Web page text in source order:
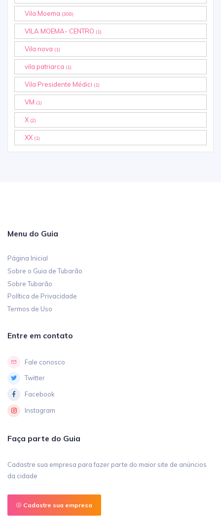
Vila Moema (308)
VILA MOEMA- CENTRO (1)
Vila nova (1)
vila patriarca (1)
Vila Presidente Médici (1)
VM (1)
X (2)
XX (1)
Menu do Guia
Página Inicial
Sobre o Guia de Tubarão
Sobre Tubarão
Política de Privacidade
Termos de Uso
Entre em contato
Fale conosco
Twitter
Facebook
Instagram
Faça parte do Guia
Cadastre sua empresa para fazer parte do maior site de anúncios
da cidade
Cadastre sua empresa